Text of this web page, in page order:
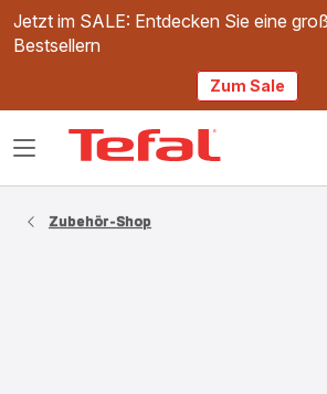
Jetzt im SALE: Entdecken Sie eine
Bestsellern
Zum Sale
Das
Zubehör-Shop